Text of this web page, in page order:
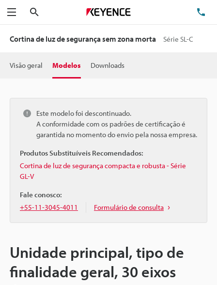
Menu
Cortina de luz de segurança sem zona morta Série SL-C
Visão geral Modelos Downloads
Este modelo foi descontinuado.
A conformidade com os padrões de certificação é
garantida no momento do envio pela nossa empresa.
Produtos Substituíveis Recomendados:
Cortina de luz de segurança compacta e robusta - Série
GL-V
Fale conosco:
+55-11-3045-4011
Formulário de consulta
Unidade principal, tipo de
finalidade geral, 30 eixos